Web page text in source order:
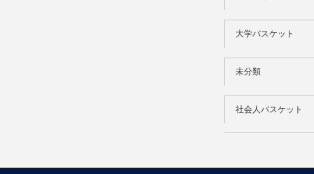
大学バスケット
未分類
社会人バスケット